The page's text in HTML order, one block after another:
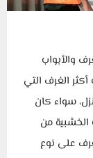
والأبواب
الغرف التي
سواء كان
الخشبية من
على نوع